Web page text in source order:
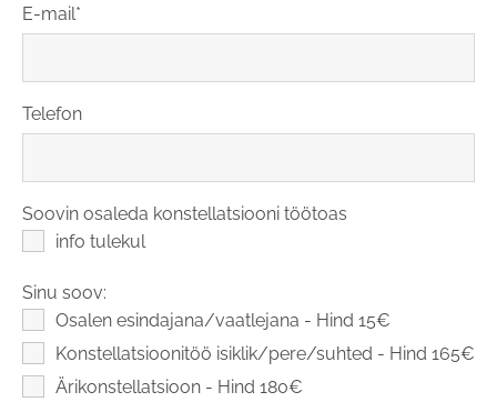
E-mail
Telefon
Soovin osaleda konstellatsiooni töötoas
info tulekul
Sinu soov:
Osalen esindajana/vaatlejana - Hind 15€
Konstellatsioonitöö isiklik/pere/suhted - Hind 165€
Ärikonstellatsioon - Hind 180€